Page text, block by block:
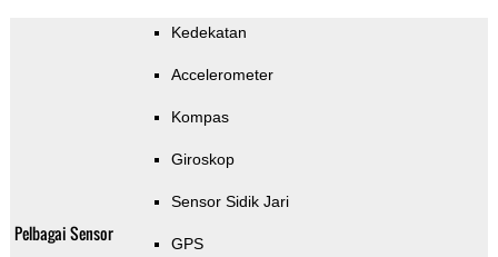
Pelbagai Sensor
Kedekatan
Accelerometer
Kompas
Giroskop
Sensor Sidik Jari
GPS